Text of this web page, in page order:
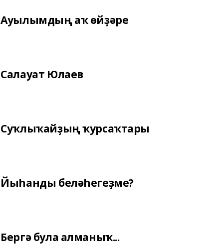
Ауылымдың аҡ өйҙәре
Салауат Юлаев
Суҡлыҡайҙың ҡурсаҡтары
Йыһанды беләһегеҙме?
Бергә була алманыҡ...